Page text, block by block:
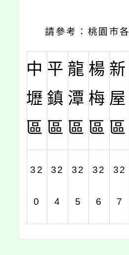
請參考：桃園市
中
壢
區
平
鎮
區
龍
潭
區
楊
梅
區
新
屋
區
32
0
32
4
32
5
32
6
32
7